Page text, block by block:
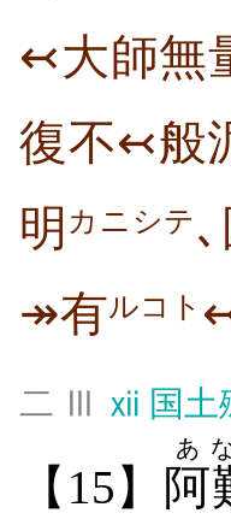
↢大師無
復不↢般
明 カニシテ
↠有ルコト
二 Ⅲ ⅻ 国土
【15】 阿
あ